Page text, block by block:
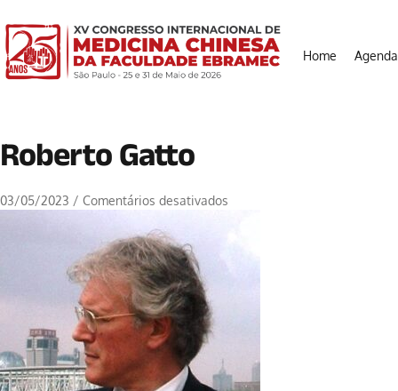
Home Agenda
Roberto Gatto
03/05/2023 / Comentários desativados